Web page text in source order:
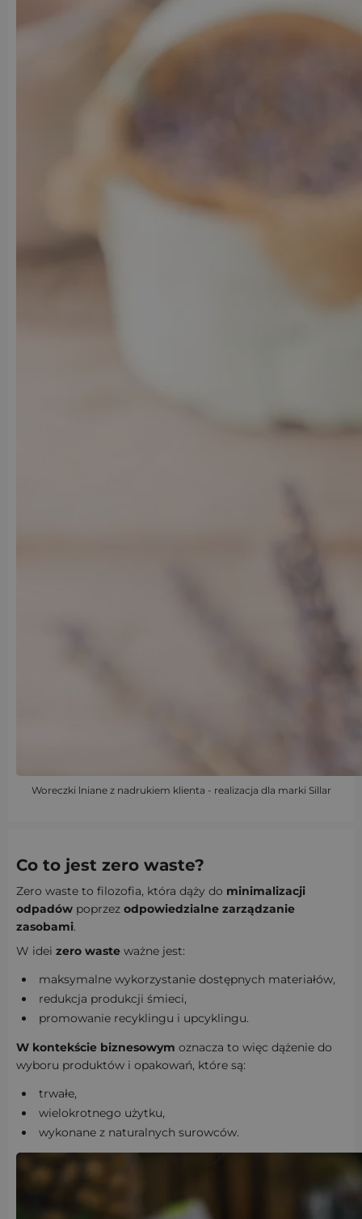
Woreczki lniane z nadrukiem klienta - realizacja dla marki Sillar
Co to jest zero waste?
Zero waste to filozofia, która dąży do minimalizacji
odpadów poprzez odpowiedzialne zarządzanie
zasobami.
W idei zero waste ważne jest:
maksymalne wykorzystanie dostępnych materiałów,
redukcja produkcji śmieci,
promowanie recyklingu i upcyklingu.
W kontekście biznesowym oznacza to więc dążenie do
wyboru produktów i opakowań, które są:
trwałe,
wielokrotnego użytku,
wykonane z naturalnych surowców.